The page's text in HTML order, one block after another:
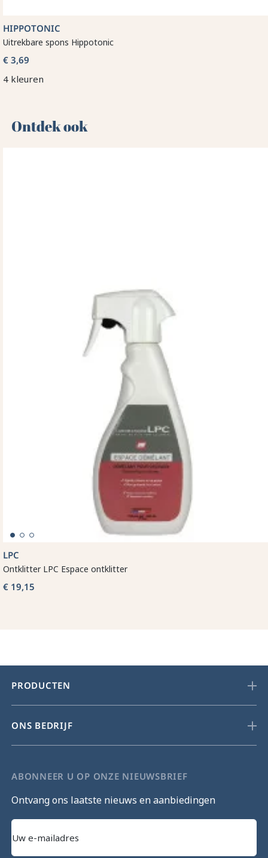
HIPPOTONIC
Uitrekbare spons Hippotonic
€ 3,69
4 kleuren
Ontdek ook 🌻
LPC
Ontklitter LPC Espace ontklitter
€ 19,15
PRODUCTEN
ONS BEDRIJF
ABONNEER U OP ONZE NIEUWSBRIEF
Ontvang ons laatste nieuws en aanbiedingen